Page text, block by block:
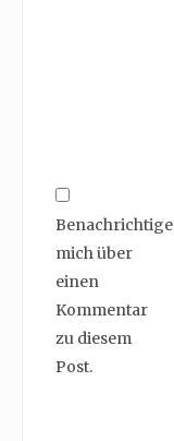
Benachrichtige
mich über
einen
Kommentar
zu diesem
Post.